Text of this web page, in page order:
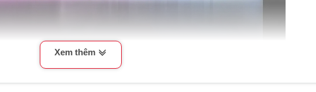
Xem thêm